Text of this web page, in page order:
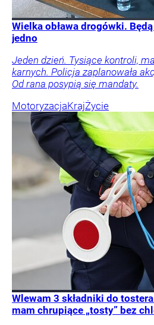
Wielka obława drogówki.
jedno
Jeden dzień. Tysiące kontroli,
karnych. Policja zaplanowała
Od rana posypią się mandaty.
MotoryzacjaKrajŻycie
Wlewam 3 składniki do
mam chrupiące „tosty” bez